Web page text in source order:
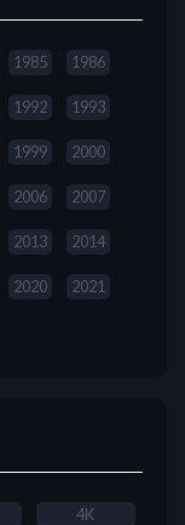
1985 1986
1992 1993
1999 2000
2006 2007
2013 2014
2020 2021
4K